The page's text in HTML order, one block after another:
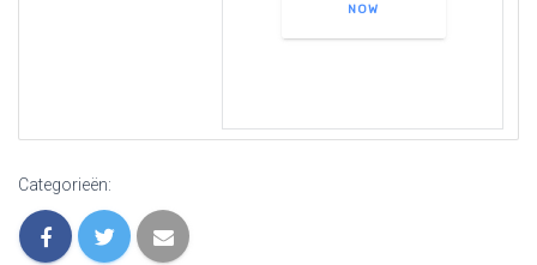
NOW
Categorieën: